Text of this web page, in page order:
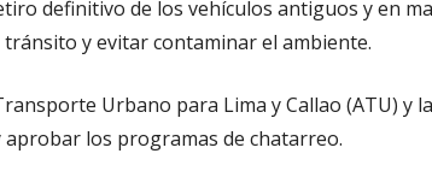
definitivo de los vehículos antiguos y en
y evitar contaminar el ambiente.
Urbano para Lima y Callao (ATU) y
los programas de chatarreo.